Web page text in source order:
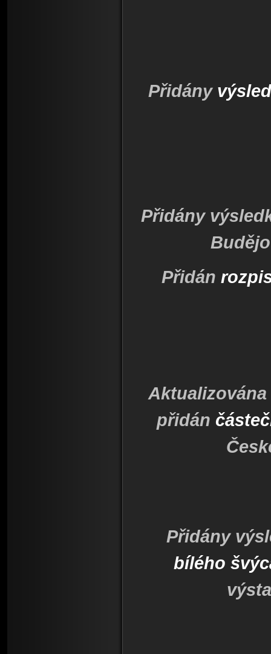
Přidány
Přidány
Přidán
přidán
Přidány
bílého